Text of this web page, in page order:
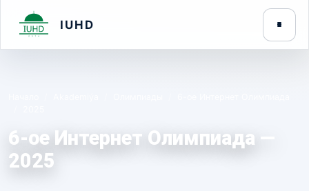
IUHD
6-oe Интернет Oлимпиадa —
2025